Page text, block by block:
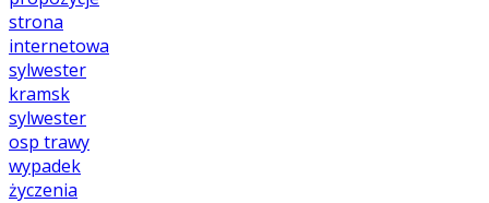
strona
internetowa
sylwester
kramsk
sylwester
osp trawy
wypadek
życzenia